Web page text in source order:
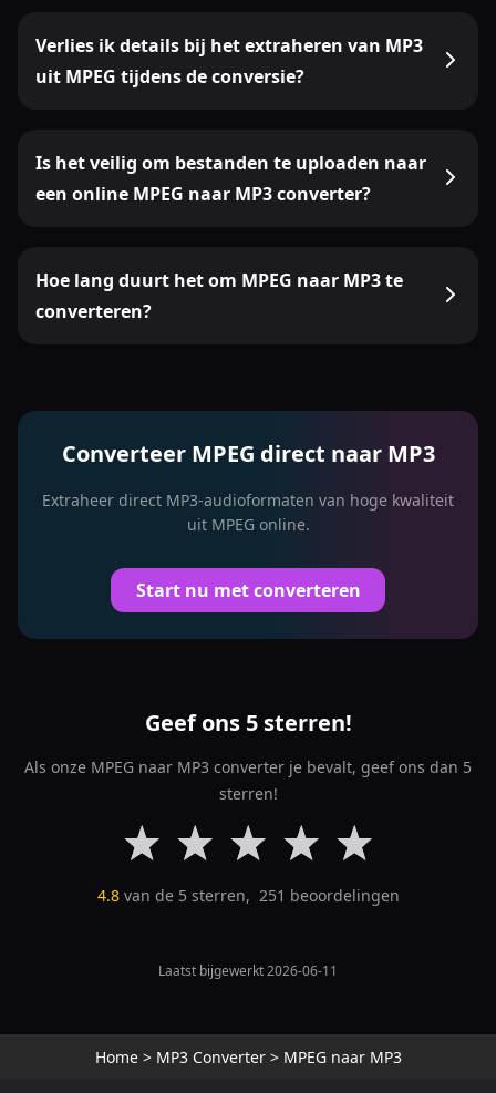
Verlies ik details bij het extraheren van MP3
uit MPEG tijdens de conversie?
Is het veilig om bestanden te uploaden naar
een online MPEG naar MP3 converter?
Hoe lang duurt het om MPEG naar MP3 te
converteren?
Converteer MPEG direct naar MP3
Extraheer direct MP3-audioformaten van hoge kwaliteit
uit MPEG online.
Start nu met converteren
Geef ons 5 sterren!
Als onze MPEG naar MP3 converter je bevalt, geef ons dan 5
sterren!
4.8van de 5 sterren, 251 beoordelingen
Laatst bijgewerkt 2026-06-11
Home> MP3 Converter> MPEG naar MP3